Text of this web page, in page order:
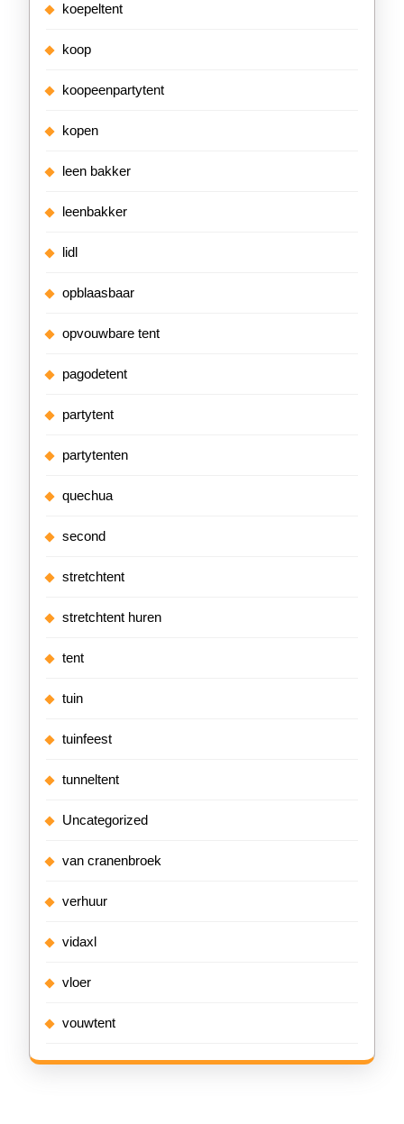
koepeltent
koop
koopeenpartytent
kopen
leen bakker
leenbakker
lidl
opblaasbaar
opvouwbare tent
pagodetent
partytent
partytenten
quechua
second
stretchtent
stretchtent huren
tent
tuin
tuinfeest
tunneltent
Uncategorized
van cranenbroek
verhuur
vidaxl
vloer
vouwtent